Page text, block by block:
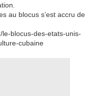
au blocus s’est accru de
blocus-des-etats-unis-
cubaine